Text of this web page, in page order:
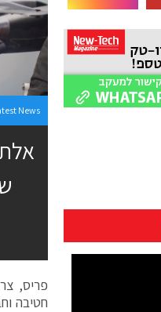
News
חטיבה